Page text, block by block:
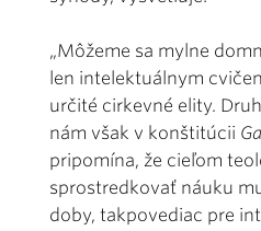
„Môžeme sa mylne
len intelektuálnym
určité cirkevné elity.
nám však v konštitúcii
pripomína, že cieľom
sprostredkovať náuku
doby, takpovediac pre